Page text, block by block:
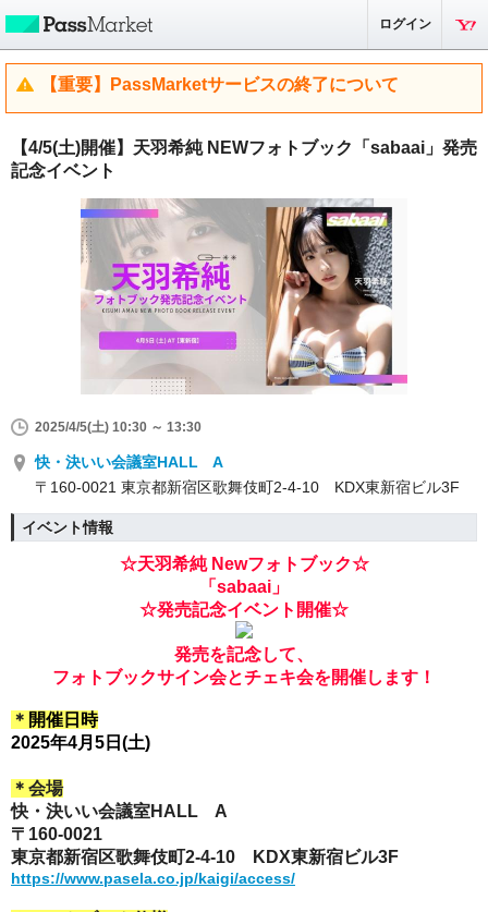
ログイン
【重要】PassMarketサービスの終了について
【4/5(土)開催】天羽希純 NEWフォトブック「sabaai」発売
記念イベント
2025/4/5(土) 10:30 ～ 13:30
快・決いい会議室HALL A
〒160‐0021 東京都新宿区歌舞伎町2‐4‐10 KDX東新宿ビル3F
イベント情報
☆天羽希純 Newフォトブック☆
「sabaai 」
☆発売記念イベント開催☆
発売を記念して、
フォトブックサイン会とチェキ会を開催します！
＊ 開催日時
2025年4月5日(土)
＊会場
快・決いい会議室HALL A
〒160‐0021
東京都新宿区歌舞伎町2‐4‐10 KDX東新宿ビル3F
https://www.pasela.co.jp/kaigi/access/